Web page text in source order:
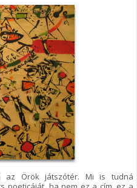
az Örök játszótér. Mi is tudná